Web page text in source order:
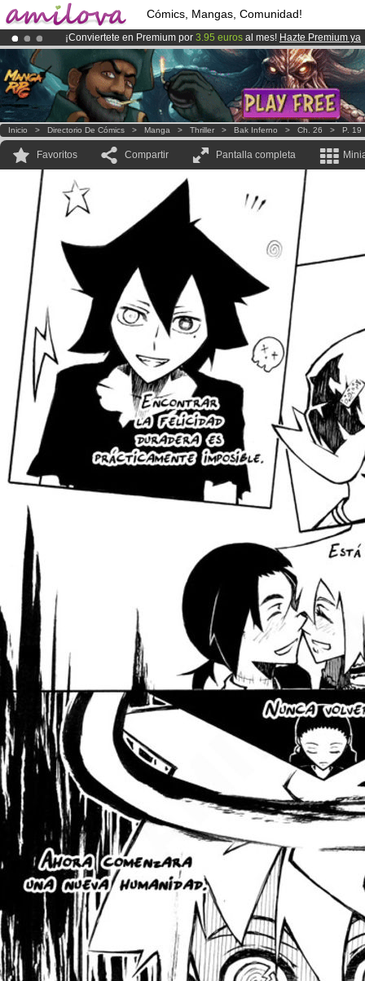
Cómics, Mangas, Comunidad!
¡Conviertete en Premium por 3.95 euros al mes! Hazte Premium ya
¡Ya tenemos 100000miembrosy 1000Cómics y Mangas!.
El Kickstarter Amilova está desormado lanzado!.
Inicio > Directorio De Cómics > Manga > Thriller > Bak Inferno > Ch. 26 > P. 19
Favoritos Compartir Pantalla completa